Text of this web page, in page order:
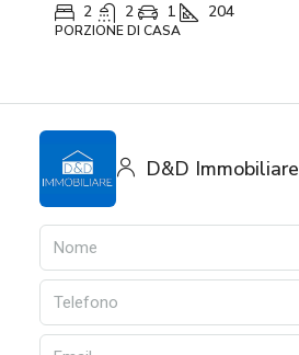
2 2 1 204
PORZIONE DI CASA
D&D Immobiliare